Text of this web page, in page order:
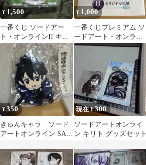
¥ 1,500
一番くじ ソードアー
ト・オンラインII キリ
トALO きゅんキャラ
¥ 1,000
一番くじプレミアム ソ
ードアート・オンライ
ン H賞 色紙 キリト
¥350
きゅんキャラ ソード
アートオンライン SAO
現在 ¥300
ソードアートオンライ
ン キリト グッズセット